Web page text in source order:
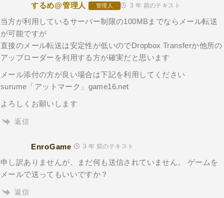
するめ@管理人 管理人 3 年 前のテキスト
当方が利用しているサーバー制限の100MBまでならメール転送
が可能ですが
直接のメール転送は安定性が低いのでDropbox Transferか他所の
アップローダーを利用する方が確実だと思います
メール添付の方が良い場合は下記を利用してください
surume「アットマーク」game16.net
よろしくお願いします
返信
EnroGame 3 年 前のテキスト
申し訳ありませんが、まだ何も送信されていません。 ゲームを
メールで送ってもいいですか？
返信